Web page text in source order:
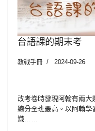
台語課的期末考
教戰手冊 2024-09-26
改考卷時發現阿翰有兩大
總分全班最高。以阿翰學
嫌……